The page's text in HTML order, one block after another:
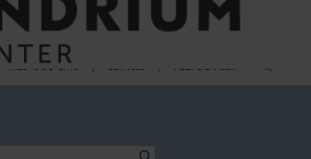
NIEUWS & EVENTS SERVICES ALEX & SANDER